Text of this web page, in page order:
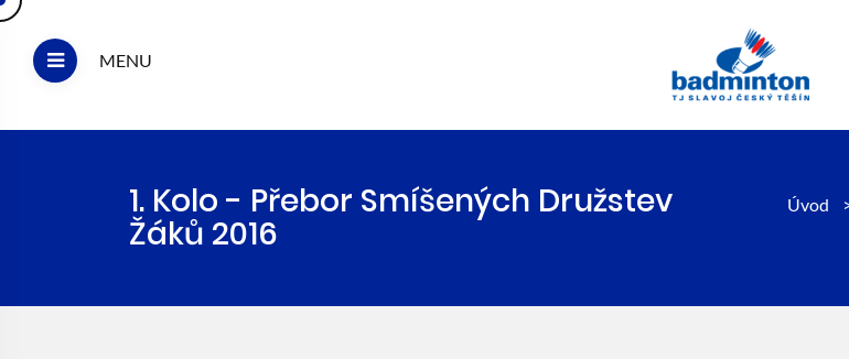
MENU
1. Kolo - Přebor Smíšených Družstev
Žáků 2016
Úvod